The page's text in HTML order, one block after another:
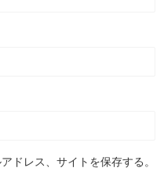
ドレス、サイトを保存する。